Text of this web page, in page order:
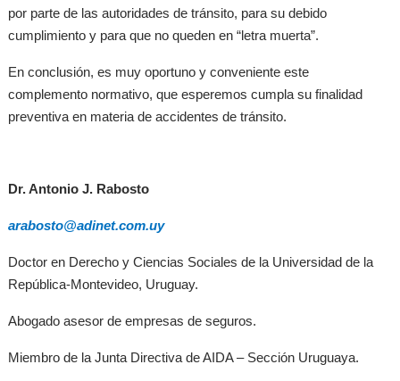
por parte de las autoridades de tránsito, para su debido
cumplimiento y para que no queden en “letra muerta”.
En conclusión, es muy oportuno y conveniente este
complemento normativo, que esperemos cumpla su finalidad
preventiva en materia de accidentes de tránsito.
Dr. Antonio J. Rabosto
arabosto@adinet.com.uy
Doctor en Derecho y Ciencias Sociales de la Universidad de la
República-Montevideo, Uruguay.
Abogado asesor de empresas de seguros.
Miembro de la Junta Directiva de AIDA – Sección Uruguaya.